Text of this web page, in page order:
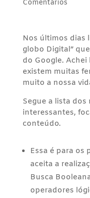
Comentários
Nos últimos dias
globo Digital”
do Google.
existem muitas
muito a nossa
Segue a lista dos
interessantes,
conteúdo.
Essa é para os
aceita a
Busca
operadores